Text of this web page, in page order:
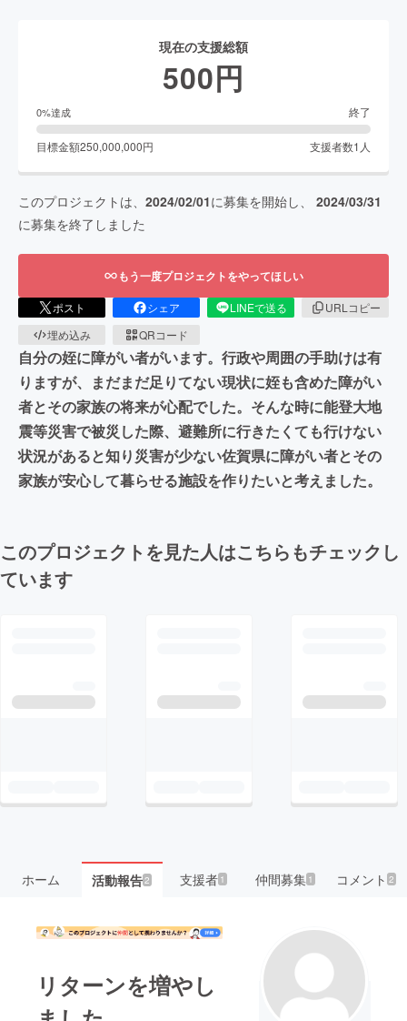
現在の支援総額
500円
0%達成 終了
目標金額250,000,000円 支援者数1 人
このプロジェクトは、 2024/02/01に募集を開始し、 2024/03/31
に募集を終了しました
もう一度プロジェクトをやってほしい
ポスト シェア LINEで送る
URLコピー
埋め込み
QRコード
自分の姪に障がい者がいます。行政や周囲の手助けは有
りますが、まだまだ足りてない現状に姪も含めた障がい
者とその家族の将来が心配でした。そんな時に能登大地
震等災害で被災した際、避難所に行きたくても行けない
状況があると知り災害が少ない佐賀県に障がい者とその
家族が安心して暮らせる施設を作りたいと考えました。
このプロジェクトを見た人はこちらもチェックし
ています
ホーム 活動報告2 支援者 1 仲間募集 1 コメント2
リターンを増やし